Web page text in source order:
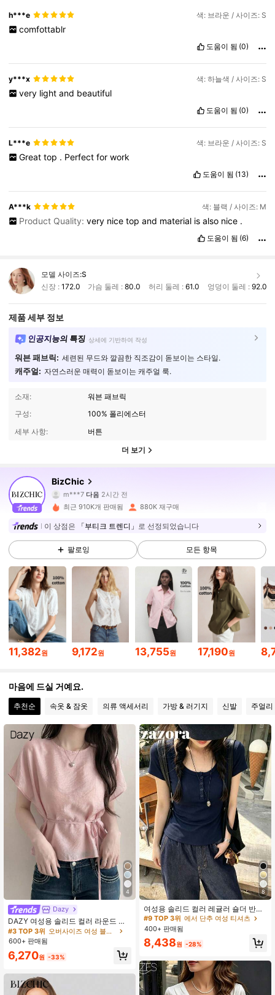
h***e 색: 브라운 / 사이즈: S
comfottablr
도움이 됨 (0)
y***x 색: 하늘색 / 사이즈: S
very light and beautiful
도움이 됨 (0)
L***e 색: 브라운 / 사이즈: S
Great top . Perfect for work
도움이 됨 (13)
A***k 색: 블랙 / 사이즈: M
Product Quality: very nice top and material is also nice .
도움이 됨 (6)
모델 사이즈:S
신장 : 172.0 가슴 둘레 :80.0 허리 둘레 : 61.0 엉덩이 둘레 : 92.0
제품 세부 정보
인공지능의 특징 상세에 기반하여 작성
워븐 패브릭: 세련된 무드와 깔끔한 직조감이 돋보이는 스타일.
캐주얼: 자연스러운 매력이 돋보이는 캐주얼 룩.
소재:
워븐 패브릭
구성:
100% 폴리에스터
세부 사항:
버튼
더 보기
BizChic
m***7다음
s***e가 탐색 중입니다
4.91
1.2M 팔로워
4.91 1.2M 팔로워
4.91 1.2M 팔로워
1.2M 팔로워
4.91 1.2M 팔로워
4.91 1.2M 팔로워
4.91 1.2M 팔로워
4.91 1.2M 팔로워
4.91 1.2M 팔로워
최근 910K개 판매됨 880K 재구매
이 상점은 「부티크 트렌디」 로 선정되었습니다
팔로잉 모든 항목
11,382원 9,172원 13,755원 17,190원
마음에 드실 거예요.
추천순 속옷 & 잠옷 의류 액세서리 가방 & 러기지 신발 주얼
4
Dazy
DAZY 여성용 솔리드 컬러 라운드 넥
캐주얼 다용도 데일리 웨어 셔츠 여름
#3 TOP 3위
오버사이즈 여성 블라우스
600+ 판매됨
6,270원 -33%
8
여성용 솔리드 컬러 레귤러 숄더 반팔
티셔츠, 라운드 넥 슬림핏 플래터링 탄
성 탑, 가벼운 약간 비침 통기성 있는
편안한 소재, 여름 다용도 올매치 티셔
츠
#9 TOP 3위 에서 단추 여성 티셔츠
400+ 판매됨
8,438원 -28%